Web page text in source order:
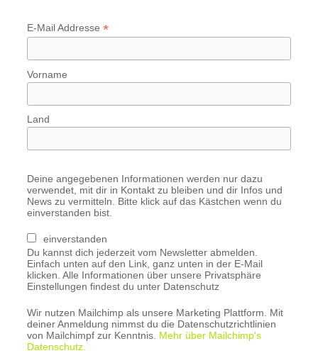
E-Mail Addresse *
Vorname
Land
Deine angegebenen Informationen werden nur dazu
verwendet, mit dir in Kontakt zu bleiben und dir Infos und
News zu vermitteln. Bitte klick auf das Kästchen wenn du
einverstanden bist.
einverstanden
Du kannst dich jederzeit vom Newsletter abmelden.
Einfach unten auf den Link, ganz unten in der E-Mail
klicken. Alle Informationen über unsere Privatsphäre
Einstellungen findest du unter Datenschutz
Wir nutzen Mailchimp als unsere Marketing Plattform. Mit
deiner Anmeldung nimmst du die Datenschutzrichtlinien
von Mailchimpf zur Kenntnis. Mehr über Mailchimp's
Datenschutz.